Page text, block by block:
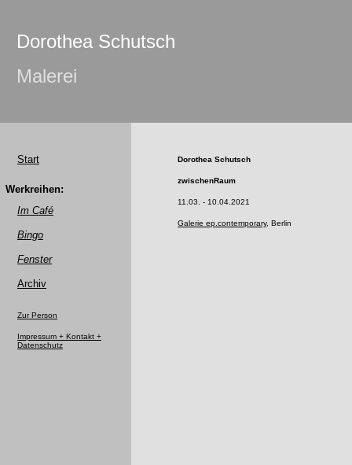
Start
Im Café
Bingo
Fenster
Archiv
Zur Person
Impressum + Kontakt +
Datenschutz
Werkreihen:
Dorothea Schutsch
zwischenRaum
11.03. - 10.04.2021
Galerie ep.contemporary, Berlin
Dorothea Schutsch
Malerei